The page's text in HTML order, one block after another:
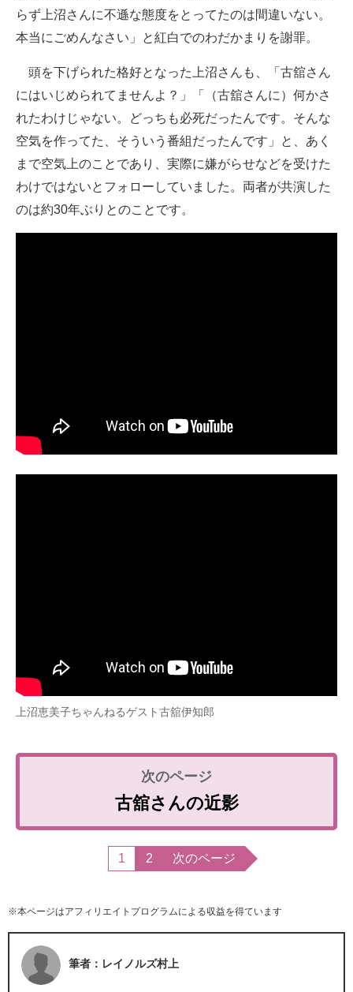
らず上沼さんに不遜な態度をとってたのは間違いない。
本当にごめんなさい」と紅白でのわだかまりを謝罪。
頭を下げられた格好となった上沼さんも、「古舘さん
にはいじめられてませんよ？」「（古舘さんに）何かさ
れたわけじゃない。どっちも必死だったんです。そんな
空気を作ってた、そういう番組だったんです」と、あく
まで空気上のことであり、実際に嫌がらせなどを受けた
わけではないとフォローしていました。両者が共演した
のは約30年ぶりとのことです。
上沼恵美子ちゃんねるゲスト古舘伊知郎
古舘さんの近影
1 2 次のページ
※本ページはアフィリエイトプログラムによる収益を得ています
筆者：レイノルズ村上